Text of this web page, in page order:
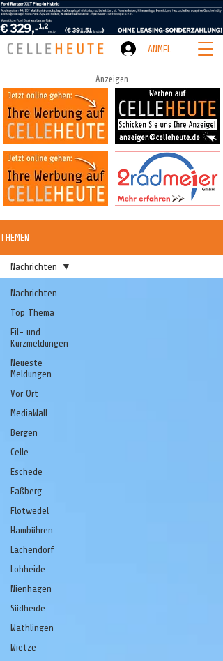
ANMELDEN
Anzeigen
THEMEN
Nachrichten
Top Thema
Eil- und
Kurzmeldungen
Neueste
Meldungen
Vor Ort
MediaWall
Bergen
Celle
Eschede
Faßberg
Flotwedel
Hambühren
Lachendorf
Lohheide
Nienhagen
Südheide
Wathlingen
Wietze
Nachrichten